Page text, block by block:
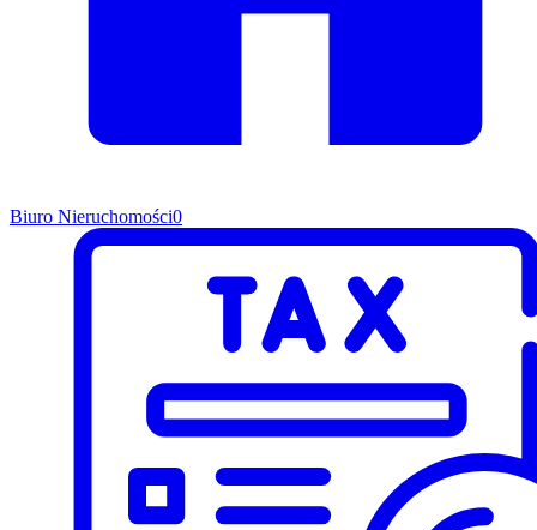
Biuro Nieruchomości0